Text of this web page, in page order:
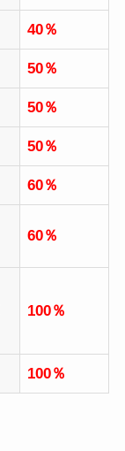
40％
50％
50％
50％
60％
60％
100％
100％